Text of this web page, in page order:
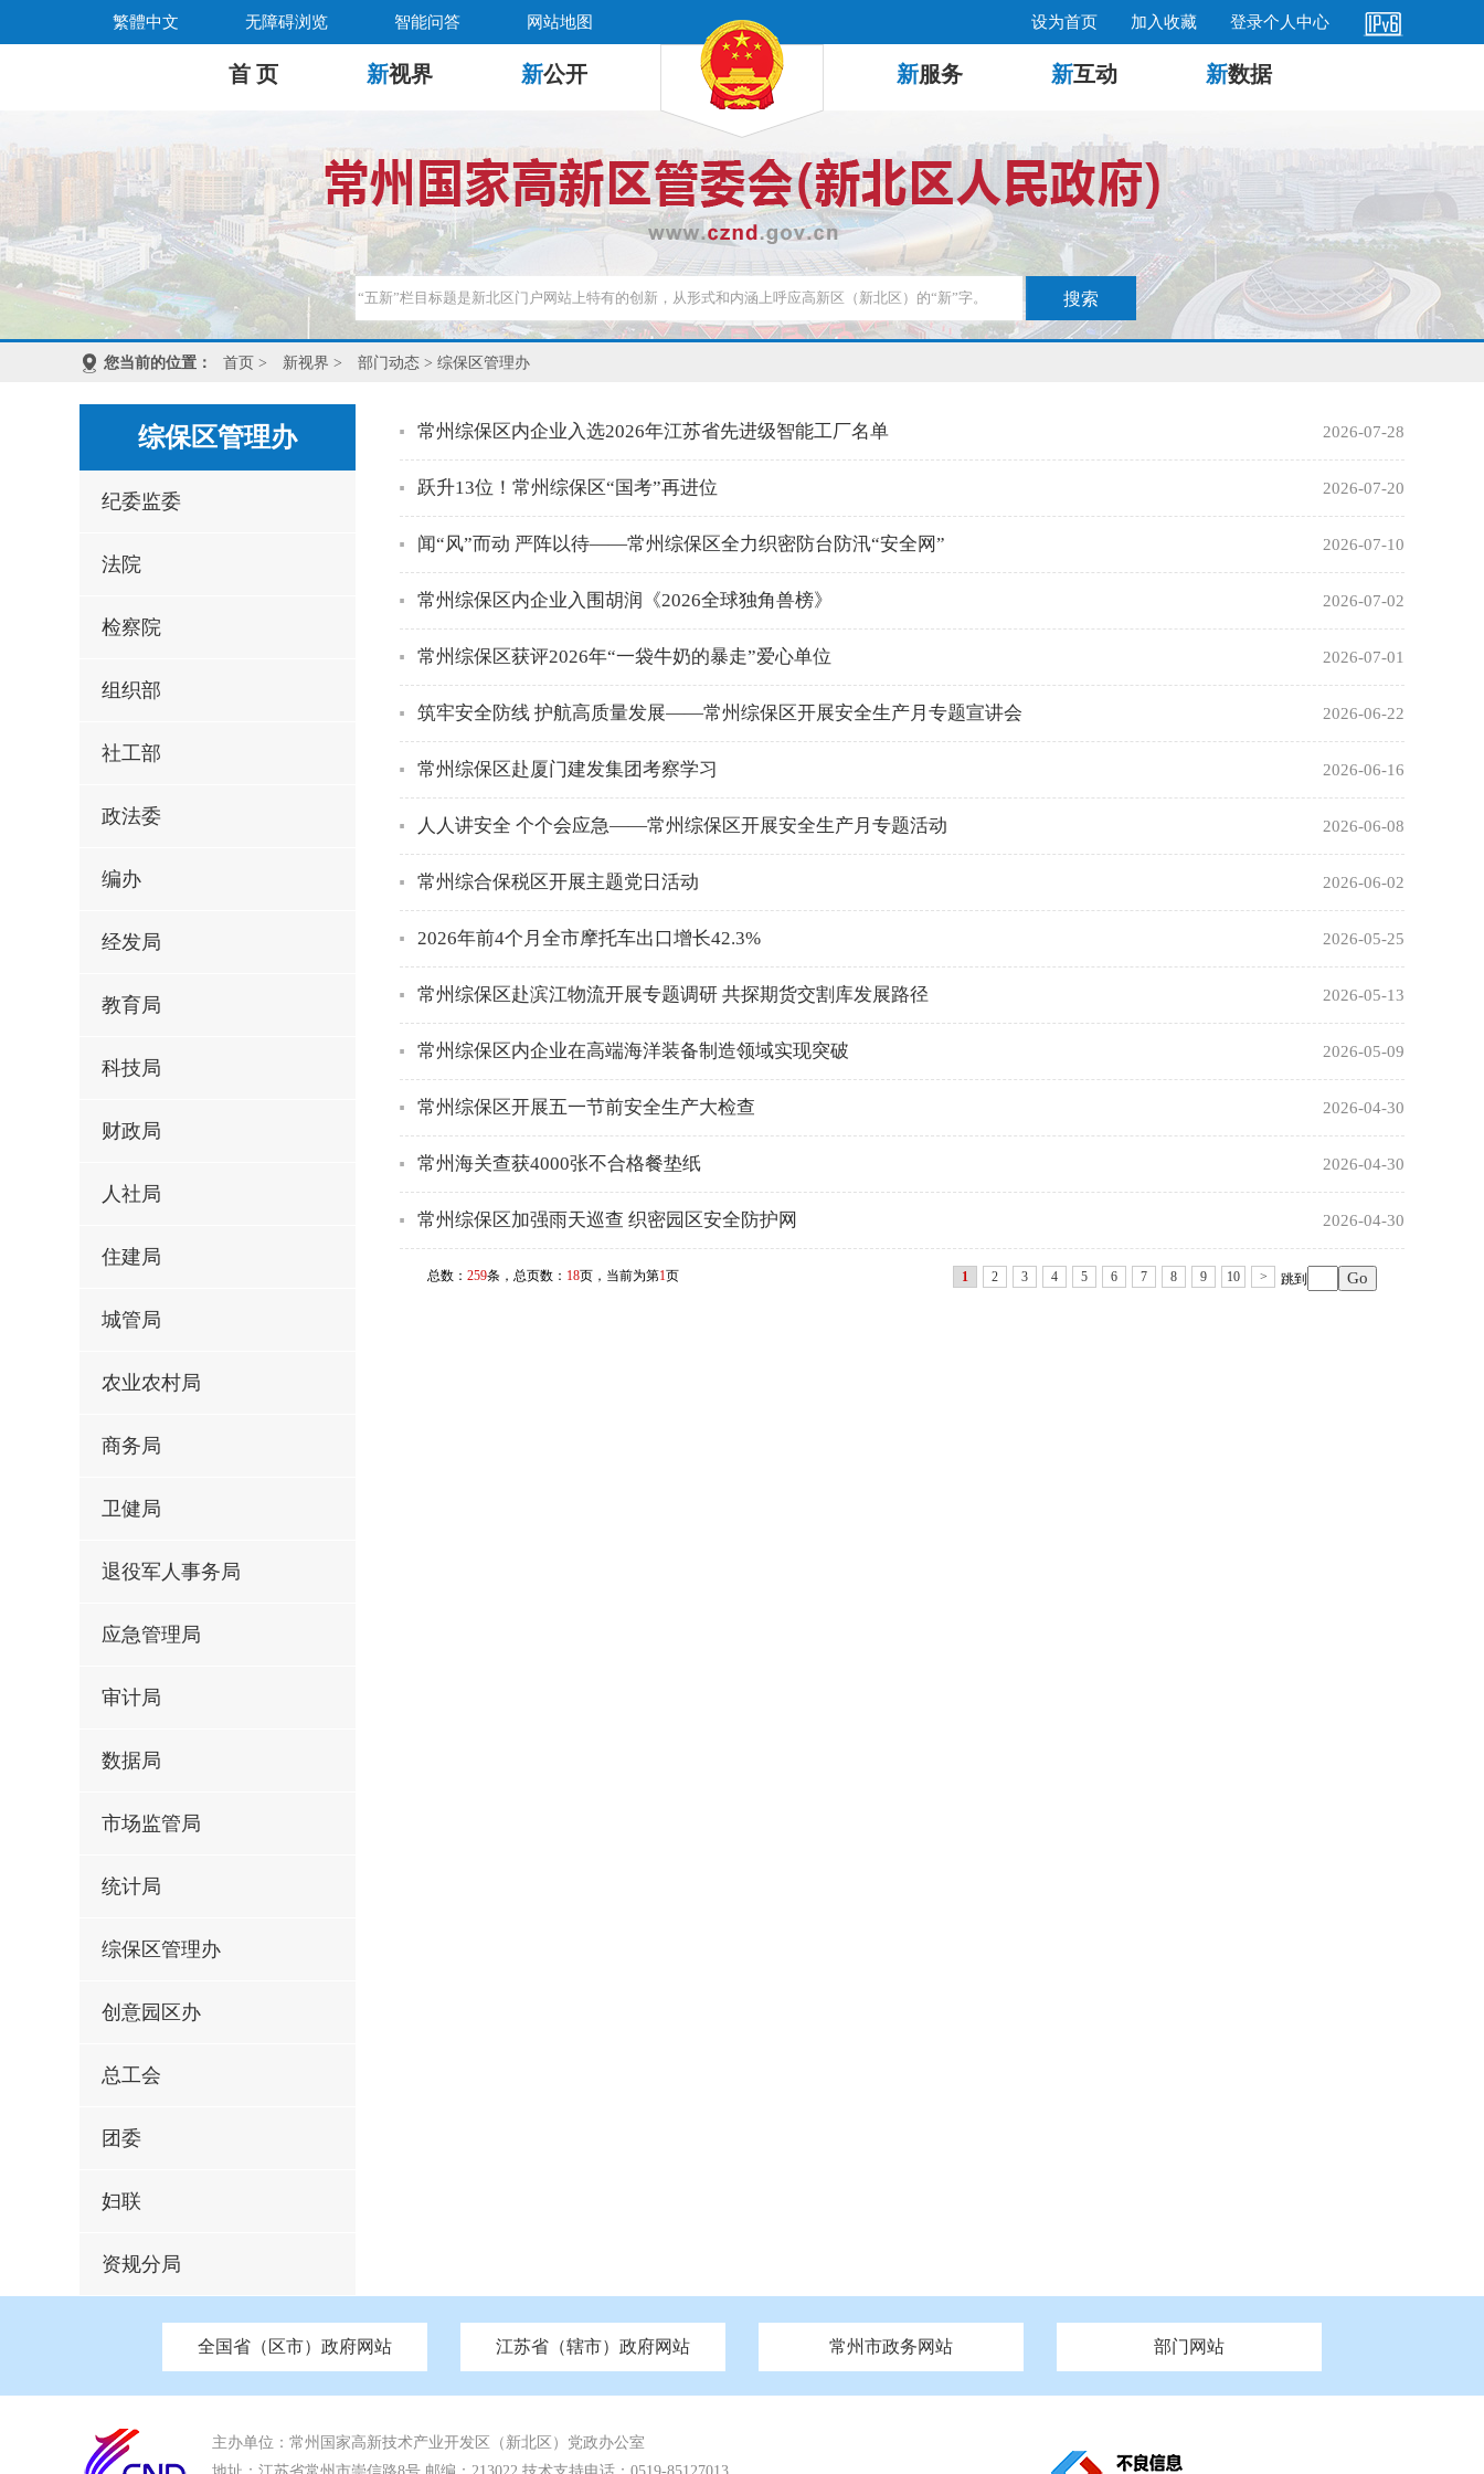
繁體中文 无障碍浏览 智能问答 网站地图 设为首页 加入收藏 登录个人中心
首 页 新视界 新公开 新服务 新互动 新数据
您当前的位置： 首页 > 新视界 > 部门动态 > 综保区管理办
综保区管理办
纪委监委
法院
检察院
组织部
社工部
政法委
编办
经发局
教育局
科技局
财政局
人社局
住建局
城管局
农业农村局
商务局
卫健局
退役军人事务局
应急管理局
审计局
数据局
市场监管局
统计局
综保区管理办
创意园区办
总工会
团委
妇联
资规分局
常州综保区内企业入选2026年江苏省先进级智能工厂名单 2026-07-28
跃升13位！常州综保区“国考”再进位 2026-07-20
闻“风”而动 严阵以待——常州综保区全力织密防台防汛“安全网” 2026-07-10
常州综保区内企业入围胡润《2026全球独角兽榜》 2026-07-02
常州综保区获评2026年“一袋牛奶的暴走”爱心单位 2026-07-01
筑牢安全防线 护航高质量发展——常州综保区开展安全生产月专题宣讲会 2026-06-22
常州综保区赴厦门建发集团考察学习 2026-06-16
人人讲安全 个个会应急——常州综保区开展安全生产月专题活动 2026-06-08
常州综合保税区开展主题党日活动 2026-06-02
2026年前4个月全市摩托车出口增长42.3% 2026-05-25
常州综保区赴滨江物流开展专题调研 共探期货交割库发展路径 2026-05-13
常州综保区内企业在高端海洋装备制造领域实现突破 2026-05-09
常州综保区开展五一节前安全生产大检查 2026-04-30
常州海关查获4000张不合格餐垫纸 2026-04-30
常州综保区加强雨天巡查 织密园区安全防护网 2026-04-30
总数： 259条，总页数： 18页，当前为第1页 1 2 3 4 5 6 7 8 9 10 > 跳到
全国省（区市）政府网站
北京 天津 重庆 河南 河北 山西 辽宁 吉林 黑龙江 上海 山东 江苏 浙江 安徽 福建 江西 河南 湖北
江苏省（辖市）政府网站
中国江苏 南京市政府 苏州市政府 无锡市政府 常州市政府 徐州市政府 镇江市政府 扬州市政府 泰州市政府 盐城市政府
常州市政务网站
市发改委 市工信局 市教育局 市科技局 市民族宗教事务局 市公安局 市民政局 市司法局 市财政局 市人社局 市自然资源和规划局
市应急管理局 市审计局 市外事办 市生态环境局 市城管局
部门网站
区人大 区政协 纪委监委 检察院 组织部
主办单位：常州国家高新技术产业开发区（新北区）党政办公室